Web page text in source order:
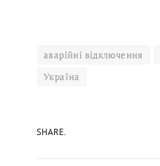
аварійні відключення
Україна
SHARE.